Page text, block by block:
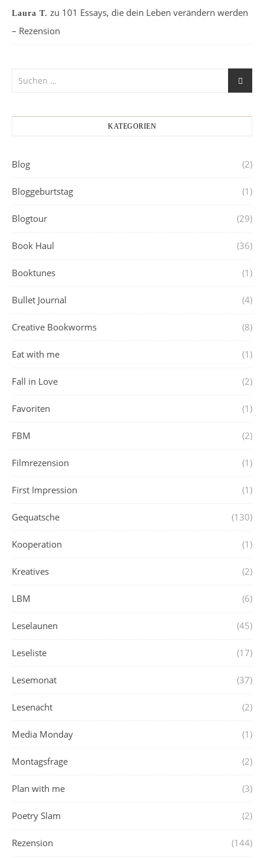
Laura T. zu 101 Essays, die dein Leben verändern werden
– Rezension
KATEGORIEN
Blog (2)
Bloggeburtstag (1)
Blogtour (29)
Book Haul (36)
Booktunes (1)
Bullet Journal (4)
Creative Bookworms (8)
Eat with me (1)
Fall in Love (2)
Favoriten (1)
FBM (2)
Filmrezension (1)
First Impression (1)
Gequatsche (130)
Kooperation (1)
Kreatives (2)
LBM (6)
Leselaunen (45)
Leseliste (17)
Lesemonat (37)
Lesenacht (2)
Media Monday (1)
Montagsfrage (2)
Plan with me (3)
Poetry Slam (2)
Rezension (144)